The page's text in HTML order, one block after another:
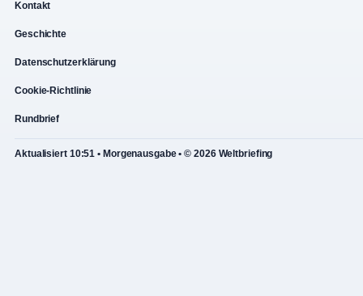
Kontakt
Geschichte
Datenschutzerklärung
Cookie-Richtlinie
Rundbrief
Aktualisiert 10:51 • Morgenausgabe • © 2026 Weltbriefing